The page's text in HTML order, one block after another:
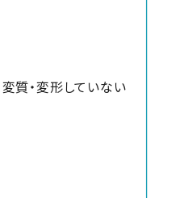
質・変形していない